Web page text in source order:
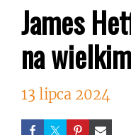
James
na
13 lipca 2024